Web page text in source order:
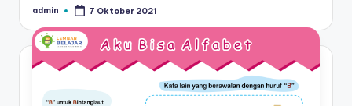
Posted
admin 7 Oktober 2021